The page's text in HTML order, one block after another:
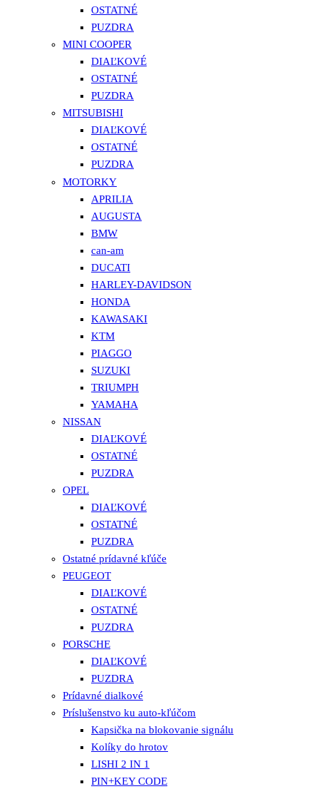
OSTATNÉ
PUZDRA
MINI COOPER
DIAĽKOVÉ
OSTATNÉ
PUZDRA
MITSUBISHI
DIAĽKOVÉ
OSTATNÉ
PUZDRA
MOTORKY
APRILIA
AUGUSTA
BMW
can-am
DUCATI
HARLEY-DAVIDSON
HONDA
KAWASAKI
KTM
PIAGGO
SUZUKI
TRIUMPH
YAMAHA
NISSAN
DIAĽKOVÉ
OSTATNÉ
PUZDRA
OPEL
DIAĽKOVÉ
OSTATNÉ
PUZDRA
Ostatné prídavné kľúče
PEUGEOT
DIAĽKOVÉ
OSTATNÉ
PUZDRA
PORSCHE
DIAĽKOVÉ
PUZDRA
Prídavné dialkové
Príslušenstvo ku auto-kľúčom
Kapsička na blokovanie signálu
Kolíky do hrotov
LISHI 2 IN 1
PIN+KEY CODE